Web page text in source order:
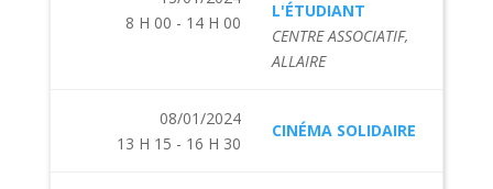
8 H 00 - 14 H 00
L'ÉTUDIANT
CENTRE ASSOCIATIF,
ALLAIRE
08/01/2024
13 H 15 - 16 H 30
CINÉMA SOLIDAIRE